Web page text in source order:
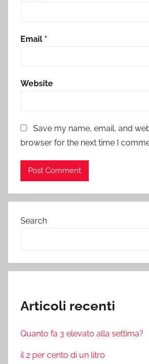
Email *
Website
Save my name, email, and
browser for the next time I
Search
Articoli recenti
Quanto fa 3 elevato alla settima?
il 2 per cento di un litro